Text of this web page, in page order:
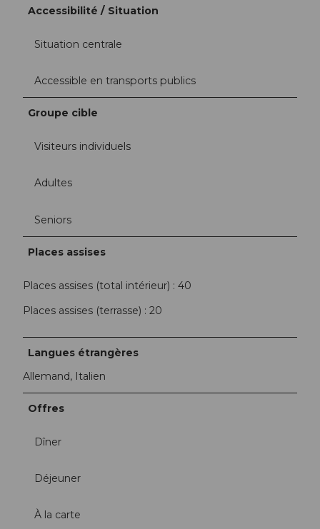
Accessibilité / Situation
Situation centrale
Accessible en transports publics
Groupe cible
Visiteurs individuels
Adultes
Seniors
Places assises
Places assises (total intérieur) : 40
Places assises (terrasse) : 20
Langues étrangères
Allemand, Italien
Offres
Dîner
Déjeuner
À la carte